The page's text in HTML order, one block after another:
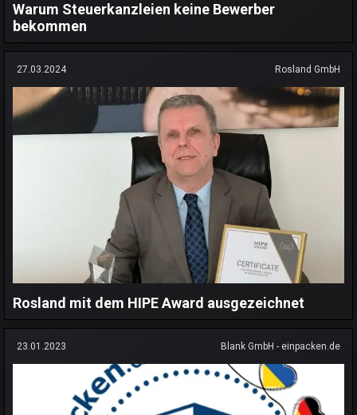
Warum Steuerkanzleien keine Bewerber
bekommen
27.03.2024 Rosland GmbH
Rosland mit dem HIPE Award ausgezeichnet
23.01.2023 Blank GmbH - einpacken.de